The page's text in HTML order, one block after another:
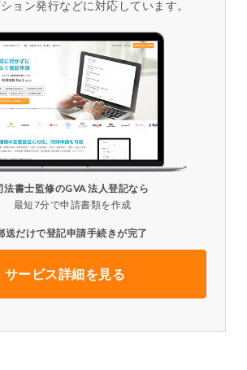
ョン発行などに対応しています。
法書士監修のGVA 法人登記なら
最短7分で申請書類を作成
送だけで登記申請手続きが完了
サービス詳細を見る